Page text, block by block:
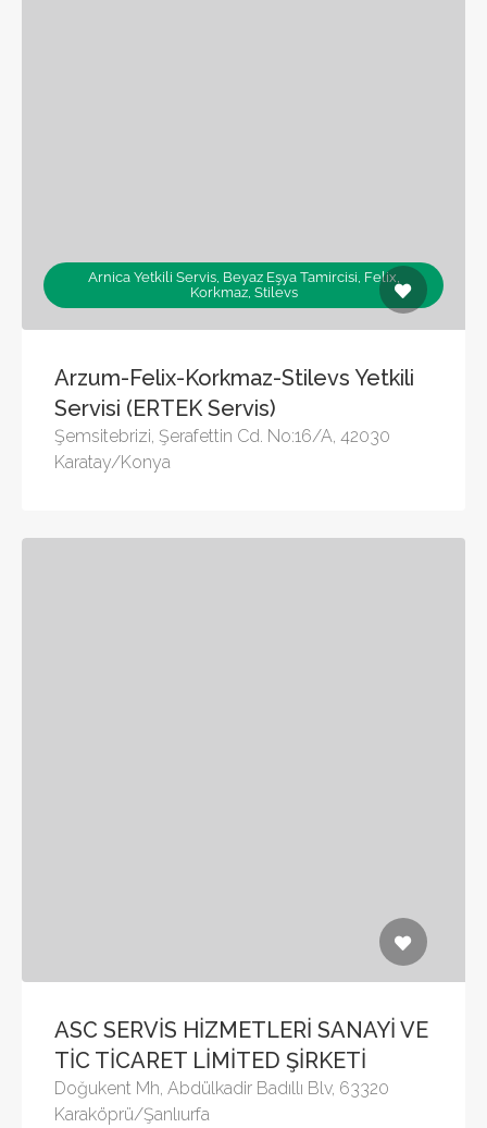
Arnica Yetkili Servis, Beyaz Eşya Tamircisi, Felix,
Korkmaz, Stilevs
Arzum-Felix-Korkmaz-Stilevs Yetkili
Servisi (ERTEK Servis)
Şemsitebrizi, Şerafettin Cd. No:16/A, 42030
Karatay/Konya
ASC SERVİS HİZMETLERİ SANAYİ VE
TİC TİCARET LİMİTED ŞİRKETİ
Doğukent Mh, Abdülkadir Badıllı Blv, 63320
Karaköprü/Şanlıurfa